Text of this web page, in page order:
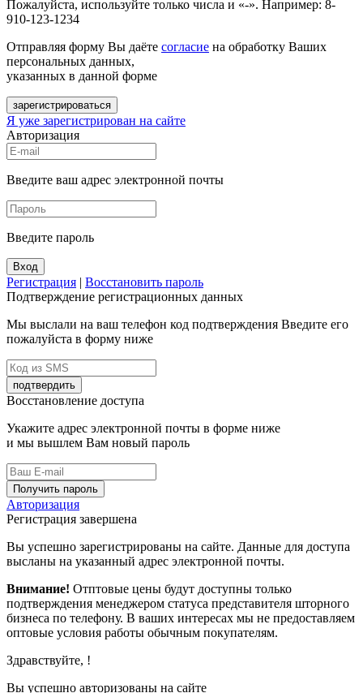
Пожалуйста, используйте только числа и «-». Например: 8-
910-123-1234
Отправляя форму Вы даёте согласие на обработку Ваших
персональных данных,
указанных в данной форме
зарегистрироваться
Я уже зарегистрирован на сайте
Авторизация
Введите ваш адрес электронной почты
Введите пароль
Вход
Регистрация | Восстановить пароль
Подтверждение регистрационных данных
Мы выслали на ваш телефон код подтверждения Введите его
пожалуйста в форму ниже
подтвердить
Восстановление доступа
Укажите адрес электронной почты в форме ниже
и мы вышлем Вам новый пароль
Получить пароль
Авторизация
Регистрация завершена
Вы успешно зарегистрированы на сайте. Данные для доступа
высланы на указанный адрес электронной почты.
Внимание! Отптовые цены будут доступны только
подтверждения менеджером статуса представителя шторного
бизнеса по телефону. В ваших интересах мы не предоставляем
оптовые условия работы обычным покупателям.
Здравствуйте, !
Вы успешно авторизованы на сайте